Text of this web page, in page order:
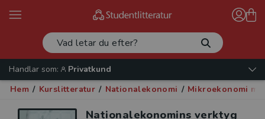
Handlar som:
Privatkund
Hem / Kurslitteratur / Nationalekonomi / Mikroekonomi
Nationalekonomins verktyg